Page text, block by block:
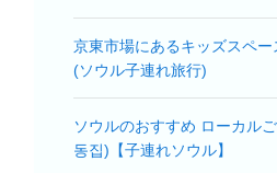
京東市場にあるキッズスペー
(ソウル子連れ旅行)
ソウルのおすすめ ローカル
동집)【子連れソウル】